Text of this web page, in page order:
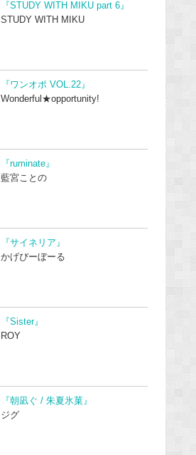
『STUDY WITH MIKU part 6』
STUDY WITH MIKU
『ワンオポ VOL.22』
Wonderful★opportunity!
『ruminate』
藍宮ことの
『サイネリア』
かげぴーぼーる
『Sister』
ROY
『朝凪ぐ / 朱夏氷菓』
ジグ